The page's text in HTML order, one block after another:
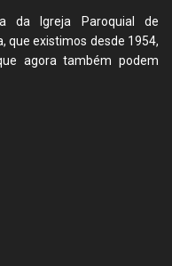
da Igreja Paroquial de
que existimos desde 1954,
agora também podem